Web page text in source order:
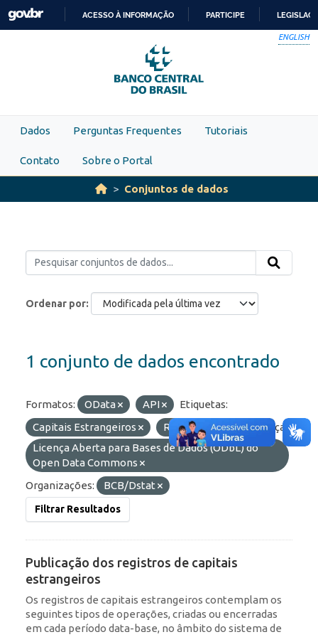
Skip to main content
PARA
O
CONTEÚDO
ACESSO À INFORMAÇÃO PARTICIPE
ENGLISH
Dados Perguntas Frequentes Tutoriais
Contato Sobre o Portal
Conjuntos de dados
Ordenar por
1 conjunto de dados encontrado
Formatos: OData API
Etiquetas:
Capitais Estrangeiros
RDE IED
Licenças:
Licença Aberta para Bases de Dados (ODbL) do
Open Data Commons
Organizações:
BCB/Dstat
Filtrar Resultados
Publicação dos registros de capitais
estrangeiros
Os registros de capitais estrangeiros contemplam os
seguintes tipos de operações, criadas ou encerradas
em cada período data-base, no âmbito do sistema de